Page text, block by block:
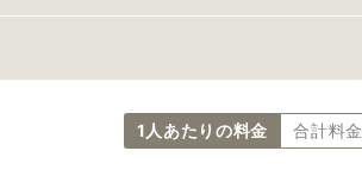
1人あたりの料金 合計料金